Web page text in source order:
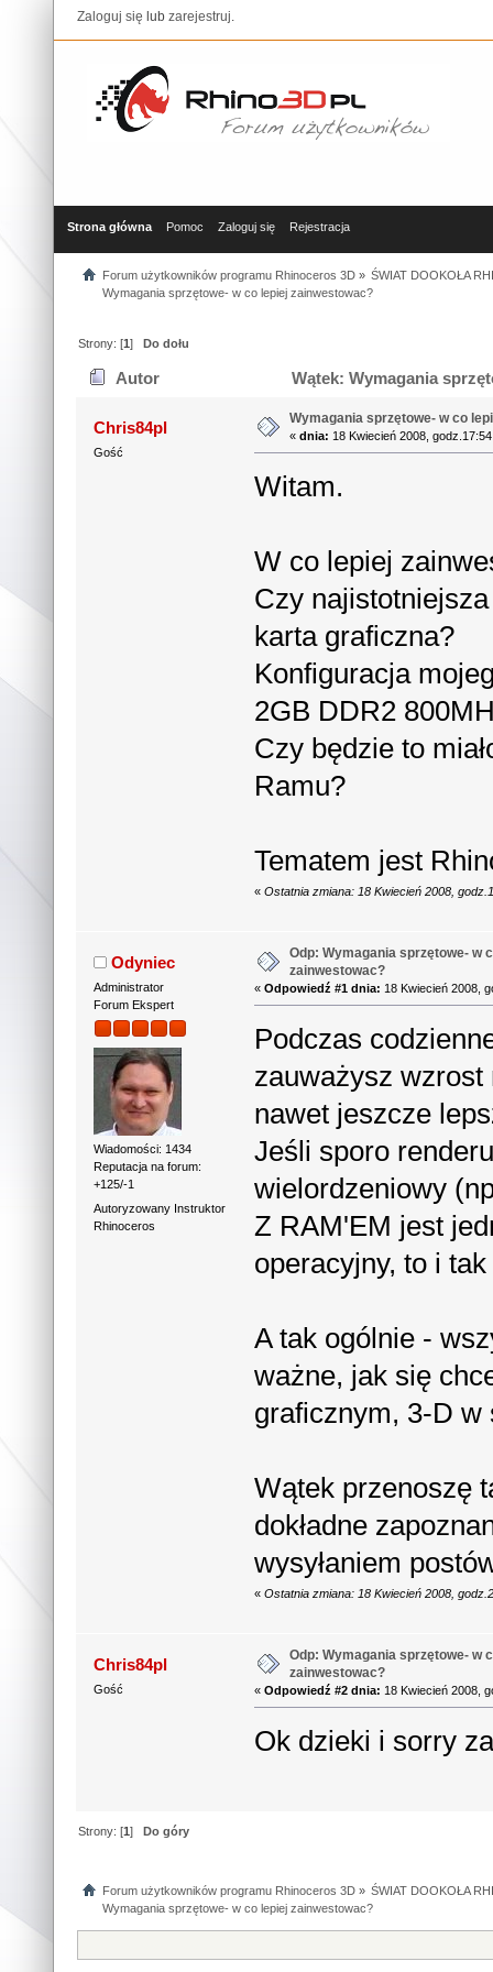
Zaloguj się lub zarejestruj.
Strona główna Pomoc Zaloguj się Rejestracja
Forum użytkowników programu Rhinoceros 3D» ŚWIAT DOOKOŁA
Wymagania sprzętowe- w co lepiej zainwestowac?
Strony: [1]Do dołu
Autor Wątek: Wymagania
Chris84pl
Gość
Wymagania sprzętowe- w co
«dnia: 18 Kwiecień 2008,
Witam.
W co lepiej
Czy
karta graficzna?
Konfiguracja
2GB DDR2
Czy będzie to
Ramu?
Tematem jest
«Ostatnia zmiana: 18 Kwiecień 2008,
Odyniec
Administrator
Forum Ekspert
Wiadomości: 1434
Reputacja na forum:
+125/-1
Autoryzowany Instruktor
Rhinoceros
Odp: Wymagania sprzętowe- w
zainwestowac?
«Odpowiedź #1 dnia: 18 Kwiecień 2008,
Podczas
zauważysz
nawet jeszcze
Jeśli sporo
wielordzeniowy
Z RAM'EM jest
operacyjny, to i
A tak ogólnie -
ważne, jak się
graficznym, 3-D w
Wątek przenoszę
dokładne
wysyłaniem
«Ostatnia zmiana: 18 Kwiecień 2008,
Chris84pl
Gość
Odp: Wymagania sprzętowe- w
zainwestowac?
«Odpowiedź #2 dnia: 18 Kwiecień 2008,
Ok dzieki i sorry
Strony: [1]Do góry
Forum użytkowników programu Rhinoceros 3D» ŚWIAT DOOKOŁA
Wymagania sprzętowe- w co lepiej zainwestowac?